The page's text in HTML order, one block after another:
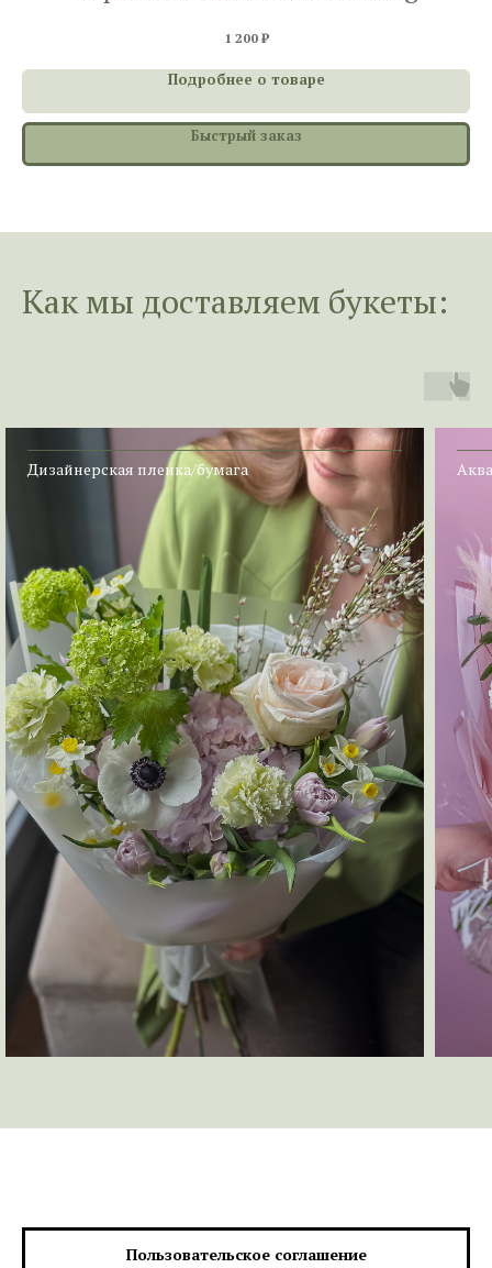
1 200 ₽
Подробнее о товаре
Быстрый заказ
Как мы доставляем букеты:
Дизайнерская пленка/бумага
Пользовательское соглашение